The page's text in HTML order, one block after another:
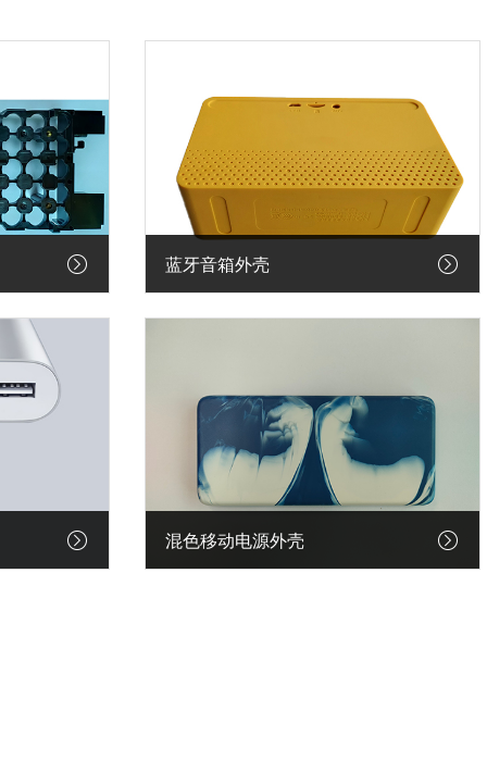
蓝牙音箱外壳
混色移动电源外壳